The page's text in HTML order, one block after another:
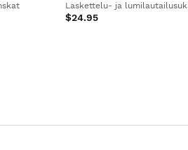
Laskettelu- ja
$24.95